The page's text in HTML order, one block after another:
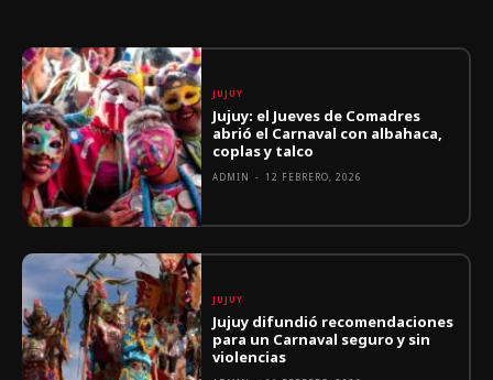
JUJUY
Jujuy: el Jueves de Comadres
abrió el Carnaval con albahaca,
coplas y talco
ADMIN - 12 FEBRERO, 2026
JUJUY
Jujuy difundió recomendaciones
para un Carnaval seguro y sin
violencias